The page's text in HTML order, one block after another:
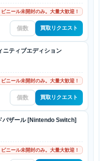
ビニール未開封のみ。大量大歓迎！
買取リクエスト
ニティブエディション
ビニール未開封のみ。大量大歓迎！
買取リクエスト
バザール [Nintendo Switch]
ビニール未開封のみ。大量大歓迎！